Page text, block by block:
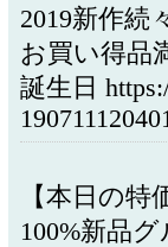
2019新作続
お買い得品
誕生日
【本日の特
100%新品